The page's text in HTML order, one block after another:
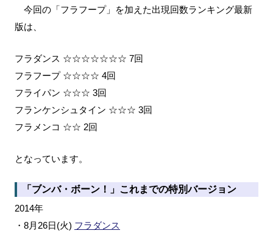
今回の「フラフープ」を加えた出現回数ランキング最新
版は、
フラダンス ☆☆☆☆☆☆☆ 7回
フラフープ ☆☆☆☆ 4回
フライパン ☆☆☆ 3回
フランケンシュタイン ☆☆☆ 3回
フラメンコ ☆☆ 2回
となっています。
「ブンバ・ボーン！」これまでの特別バージョン
2014年
・8月26日(火) フラダンス